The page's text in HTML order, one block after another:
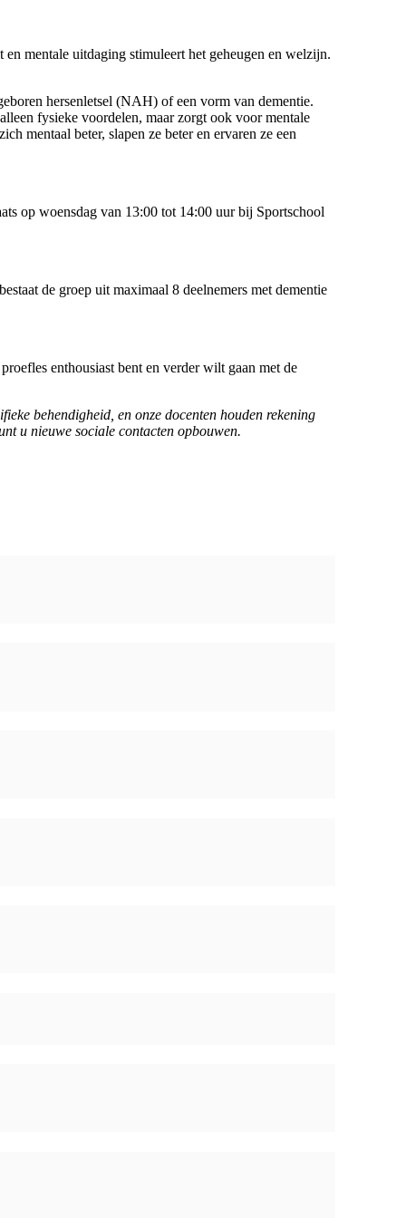
mentale uitdaging stimuleert het geheugen en welzijn.
hersenletsel (NAH) of een vorm van dementie.
fysieke voordelen, maar zorgt ook voor mentale
mentaal beter, slapen ze beter en ervaren ze een
op woensdag van 13:00 tot 14:00 uur bij Sportschool
de groep uit maximaal 8 deelnemers met dementie
enthousiast bent en verder wilt gaan met de
behendigheid, en onze docenten houden rekening
u nieuwe sociale contacten opbouwen.